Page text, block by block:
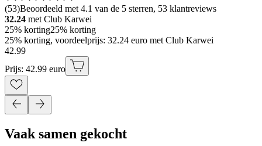
(53)Beoordeeld met 4.1 van de 5 sterren, 53 klantreviews
32.24 met Club Karwei
25% korting25% korting
25% korting, voordeelprijs: 32.24 euro met Club Karwei
42.99
Prijs: 42.99 euro
Vaak samen gekocht